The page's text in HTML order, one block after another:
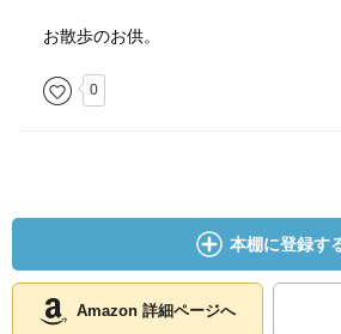
お散歩のお供。
0
本棚に登録す
Amazon 詳細ページへ